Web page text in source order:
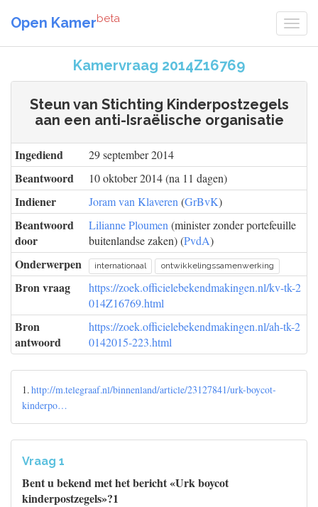
Open Kamerbeta
Kamervraag 2014Z16769
Steun van Stichting Kinderpostzegels
aan een anti-Israëlische organisatie
Ingediend 29 september 2014
Beantwoord 10 oktober 2014 (na 11 dagen)
Indiener Joram van Klaveren (GrBvK)
Beantwoord
door
Lilianne Ploumen (minister zonder portefeuille
buitenlandse zaken) (PvdA)
Onderwerpen internationaal ontwikkelingssamenwerking
Bron vraag
https://zoek.officielebekendmakingen.nl/kv-tk-2
014Z16769.html
Bron
antwoord
https://zoek.officielebekendmakingen.nl/ah-tk-2
0142015-223.html
1.http://m.telegraaf.nl/binnenland/article/23127841/urk-boycot-
kinderpo…
Vraag 1
Bent u bekend met het bericht «Urk boycot
kinderpostzegels»?1